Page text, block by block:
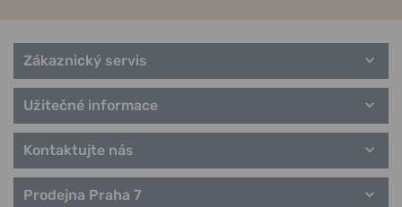
Zákaznický servis
Užitečné informace
Kontaktujte nás
Prodejna Praha 7